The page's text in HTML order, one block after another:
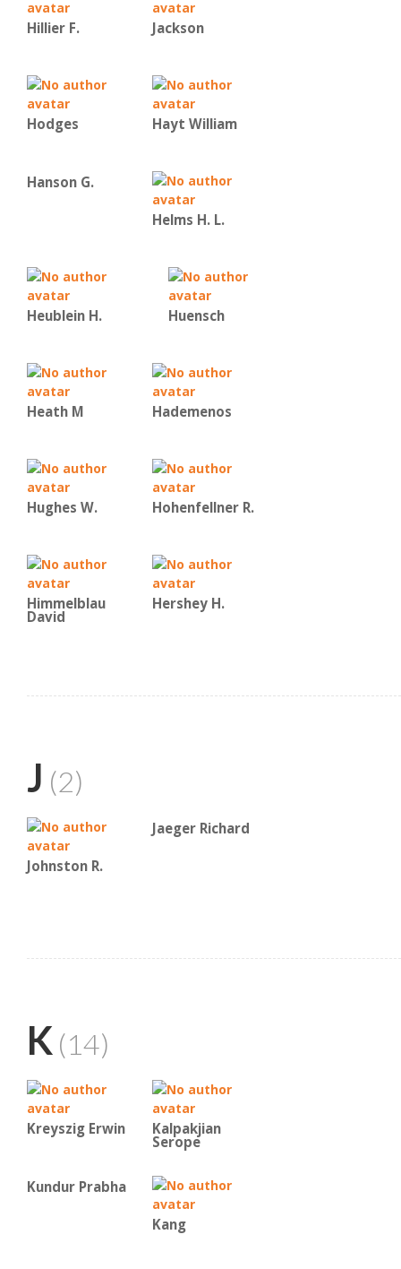
Hillier F. Jackson
Hodges Hayt William
Hanson G.
Helms H. L.
Heublein H. Huensch
Heath M Hademenos
Hughes W. Hohenfellner R.
Himmelblau
David
Hershey H.
J (2)
Johnston R.
Jaeger Richard
K (14)
Kreyszig Erwin Kalpakjian
Serope
Kundur Prabha
Kang